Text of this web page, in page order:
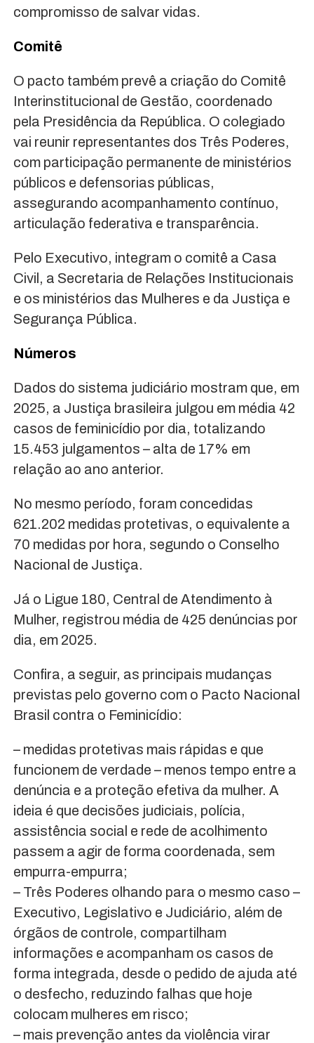
compromisso de salvar vidas.
Comitê
O pacto também prevê a criação do Comitê
Interinstitucional de Gestão, coordenado
pela Presidência da República. O colegiado
vai reunir representantes dos Três Poderes,
com participação permanente de ministérios
públicos e defensorias públicas,
assegurando acompanhamento contínuo,
articulação federativa e transparência.
Pelo Executivo, integram o comitê a Casa
Civil, a Secretaria de Relações Institucionais
e os ministérios das Mulheres e da Justiça e
Segurança Pública.
Números
Dados do sistema judiciário mostram que, em
2025, a Justiça brasileira julgou em média 42
casos de feminicídio por dia, totalizando
15.453 julgamentos – alta de 17% em
relação ao ano anterior.
No mesmo período, foram concedidas
621.202 medidas protetivas, o equivalente a
70 medidas por hora, segundo o Conselho
Nacional de Justiça.
Já o Ligue 180, Central de Atendimento à
Mulher, registrou média de 425 denúncias por
dia, em 2025.
Confira, a seguir, as principais mudanças
previstas pelo governo com o Pacto Nacional
Brasil contra o Feminicídio:
– medidas protetivas mais rápidas e que
funcionem de verdade – menos tempo entre a
denúncia e a proteção efetiva da mulher. A
ideia é que decisões judiciais, polícia,
assistência social e rede de acolhimento
passem a agir de forma coordenada, sem
empurra-empurra;
– Três Poderes olhando para o mesmo caso –
Executivo, Legislativo e Judiciário, além de
órgãos de controle, compartilham
informações e acompanham os casos de
forma integrada, desde o pedido de ajuda até
o desfecho, reduzindo falhas que hoje
colocam mulheres em risco;
– mais prevenção antes da violência virar